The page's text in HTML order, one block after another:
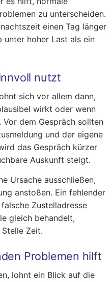
zu unterscheiden.
einen Tag länger
unter hoher Last als ein
nutzt
sich vor allem dann,
wirkt oder wenn
dem Gespräch sollten
und der eigene
das Gespräch kürzer
Auskunft steigt.
Ursache ausschließen,
anstoßen. Ein fehlender
Zustelladresse
gleich behandelt,
Zeit.
Problemen hilft
lohnt ein Blick auf die